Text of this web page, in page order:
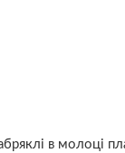
в молоці